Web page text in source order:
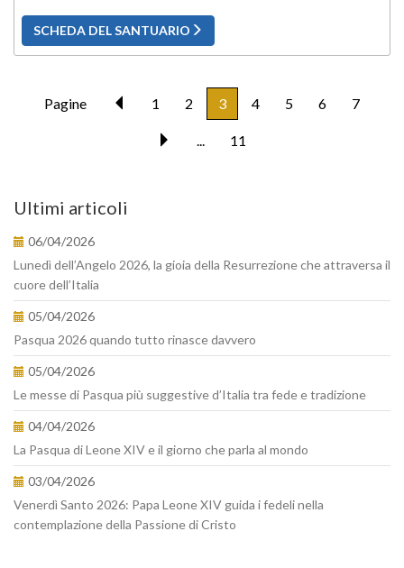
SCHEDA DEL SANTUARIO
Pagine 1 2 3 4 5 6 7
... 11
Ultimi articoli
06/04/2026
Lunedì dell’Angelo 2026, la gioia della Resurrezione che attraversa il
cuore dell’Italia
05/04/2026
Pasqua 2026 quando tutto rinasce davvero
05/04/2026
Le messe di Pasqua più suggestive d’Italia tra fede e tradizione
04/04/2026
La Pasqua di Leone XIV e il giorno che parla al mondo
03/04/2026
Venerdì Santo 2026: Papa Leone XIV guida i fedeli nella
contemplazione della Passione di Cristo